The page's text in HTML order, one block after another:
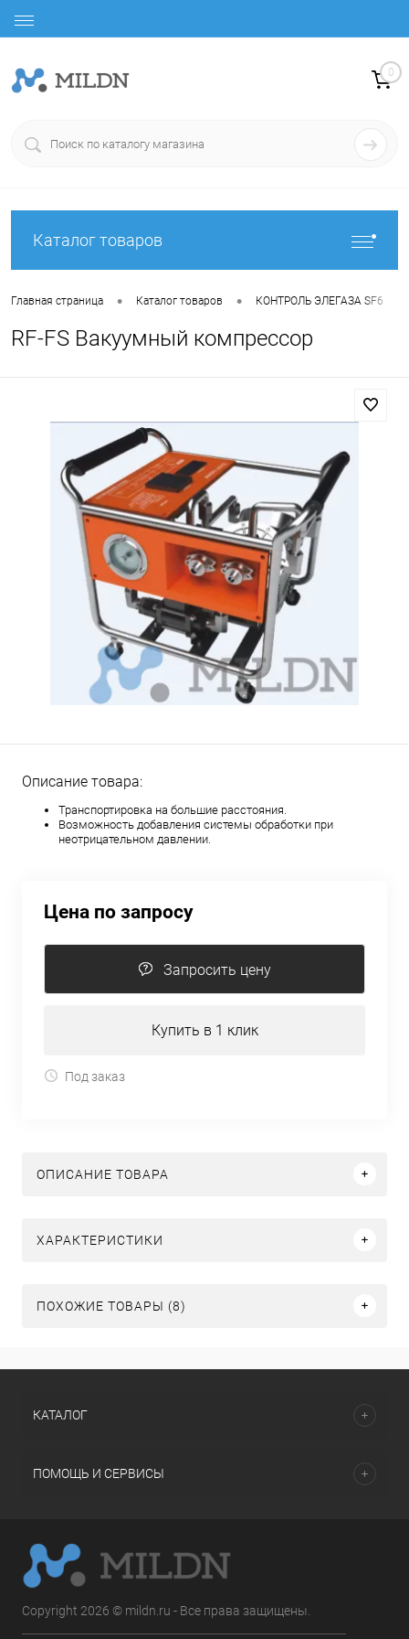
0
Каталог товаров
Главная страница • Каталог товаров • КОНТРОЛЬ ЭЛЕГАЗА SF6
RF-FS Вакуумный компрессор
Описание товара:
Транспортировка на большие расстояния.
Возможность добавления системы обработки при
неотрицательном давлении.
Цена по запросу
Запросить цену
Купить в 1 клик
Под заказ
ОПИСАНИЕ ТОВАРА
ХАРАКТЕРИСТИКИ
ПОХОЖИЕ ТОВАРЫ (8)
КАТАЛОГ
ПОМОЩЬ И СЕРВИСЫ
Copyright 2026 © mildn.ru - Все права защищены.